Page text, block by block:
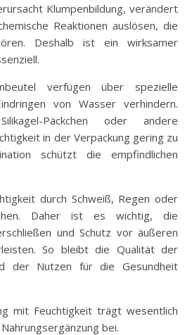
Klumpenbildung, verändert
Reaktionen auslösen, die
Deshalb ist ein wirksamer
verfügen über spezielle
von Wasser verhindern.
Päckchen oder andere
in der Verpackung gering zu
schützt die empfindlichen
durch Schweiß, Regen oder
Daher ist es wichtig, die
und Schutz vor äußeren
So bleibt die Qualität der
der Nutzen für die Gesundheit
mit Feuchtigkeit trägt wesentlich
bei.